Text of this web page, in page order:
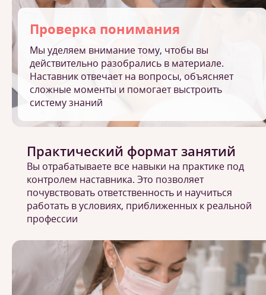
Проверка понимания
Мы уделяем внимание тому, чтобы вы
действительно разобрались в материале.
Наставник отвечает на вопросы, объясняет
сложные моменты и помогает выстроить
систему знаний
Практический формат занятий
Вы отрабатываете все навыки на практике под
контролем наставника. Это позволяет
почувствовать ответственность и научиться
работать в условиях, приближенных к реальной
профессии